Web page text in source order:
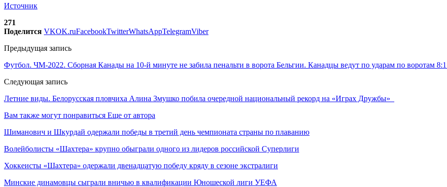
Источник
271
Поделится VKOK.ruFacebookTwitterWhatsAppTelegramViber
Предыдущая запись
Футбол. ЧМ-2022. Сборная Канады на 10-й минуте не забила пенальти в ворота Бельгии. Канадцы ведут по ударам по воротам 8:1
Следующая запись
Летние виды. Белорусская пловчиха Алина Змушко побила очередной национальный рекорд на «Играх Дружбы»
Вам также могут понравиться Еще от автора
Шиманович и Шкурдай одержали победы в третий день чемпионата страны по плаванию
Волейболисты «Шахтера» крупно обыграли одного из лидеров российской Суперлиги
Хоккеисты «Шахтера» одержали двенадцатую победу кряду в сезоне экстралиги
Минские динамовцы сыграли вничью в квалификации Юношеской лиги УЕФА